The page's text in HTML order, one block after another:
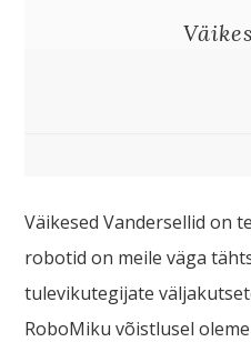
Väikesed Vandersellid on
robotid on meile väga
tulevikutegijate
RoboMiku võistlusel